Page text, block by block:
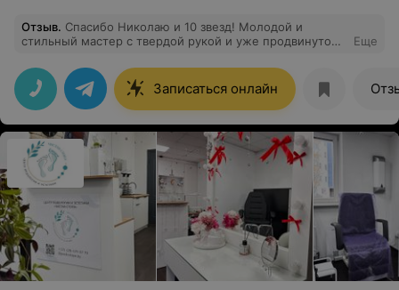
Отзыв. Спасибо Николаю и 10 звезд! Молодой и
стильный мастер с твердой рукой и уже продвинутой
встрече!
Еще
Записаться онлайн